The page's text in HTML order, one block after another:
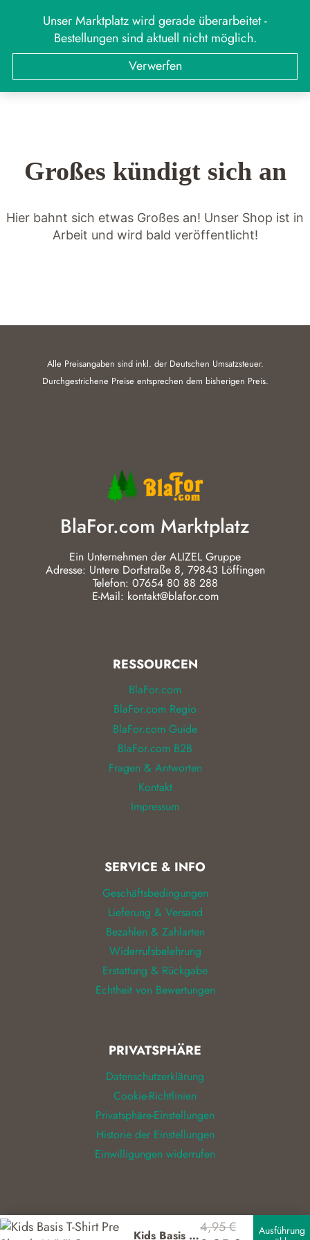
Unser Marktplatz wird gerade überarbeitet -
Bestellungen sind aktuell nicht möglich.
Verwerfen
MARKT
Suchen
Großes kündigt sich an
Hier bahnt sich etwas Großes an! Unser Shop ist in
Arbeit und wird bald veröffentlicht!
Alle Preisangaben sind inkl. der Deutschen Umsatzsteuer.
Durchgestrichene Preise entsprechen dem bisherigen Preis.
BlaFor.com Marktplatz
Ein Unternehmen der ALIZEL Gruppe
Adresse: Untere Dorfstraße 8, 79843 Löffingen
Telefon: 07654 80 88 288
E-Mail: kontakt@blafor.com
RESSOURCEN
BlaFor.com
BlaFor.com Regio
BlaFor.com Guide
BlaFor.com B2B
Fragen & Antworten
Kontakt
Impressum
SERVICE & INFO
Geschäftsbedingungen
Lieferung & Versand
Bezahlen & Zahlarten
Widerrufsbelehrung
Erstattung & Rückgabe
Echtheit von Bewertungen
PRIVATSPHÄRE
Datenschutzerklärung
Cookie-Richtlinien
Privatsphäre-Einstellungen
Historie der Einstellungen
Einwilligungen widerrufen
© 2026 ALIZEL Kids Basis T-Shirt Pre Shrunk ANVIL®4,95€
Ausführung